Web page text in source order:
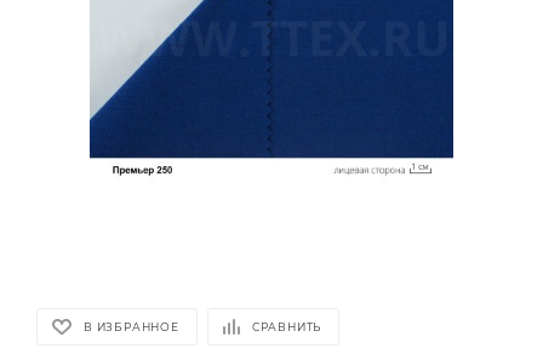
В ИЗБРАННОЕ СРАВНИТЬ